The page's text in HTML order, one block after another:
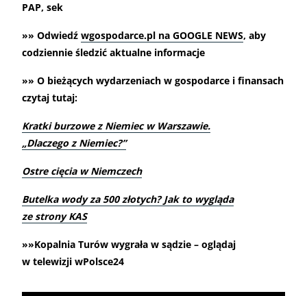
PAP, sek
»» Odwiedź wgospodarce.pl na GOOGLE NEWS, aby
codziennie śledzić aktualne informacje
»» O bieżących wydarzeniach w gospodarce i finansach
czytaj tutaj:
Kratki burzowe z Niemiec w Warszawie.
„Dlaczego z Niemiec?”
Ostre cięcia w Niemczech
Butelka wody za 500 złotych? Jak to wygląda
ze strony KAS
»»Kopalnia Turów wygrała w sądzie – oglądaj
w telewizji wPolsce24